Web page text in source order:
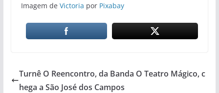
Imagem de Victoria por Pixabay
Turnê O Reencontro, da Banda O Teatro Mágico, c
hega a São José dos Campos